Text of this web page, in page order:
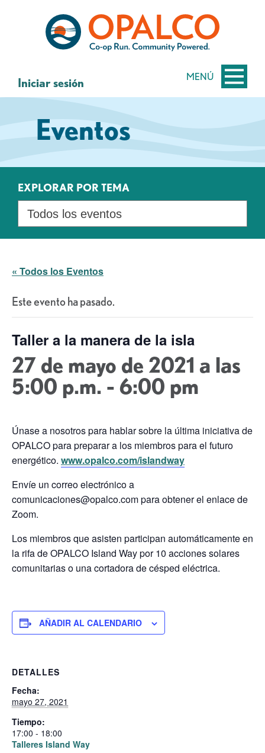
contenido
MENÚ
Iniciar sesión
Eventos
EXPLORAR POR TEMA
« Todos los Eventos
Este evento ha pasado.
Taller a la manera de la isla
27 de mayo de 2021 a las
5:00 p.m. - 6:00 pm
Únase a nosotros para hablar sobre la última iniciativa de
OPALCO para preparar a los miembros para el futuro
energético. www.opalco.com/islandway
Envíe un correo electrónico a
comunicaciones@opalco.com para obtener el enlace de
Zoom.
Los miembros que asisten participan automáticamente en
la rifa de OPALCO Island Way por 10 acciones solares
comunitarias o una cortadora de césped eléctrica.
AÑADIR AL CALENDARIO
DETALLES
Fecha:
mayo 27, 2021
Tiempo:
17:00 - 18:00
Talleres Island Way